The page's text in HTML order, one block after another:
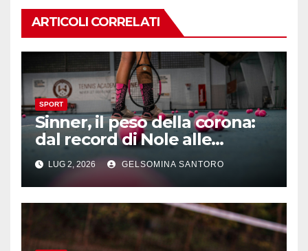
ARTICOLI CORRELATI
SPORT
Sinner, il peso della corona:
dal record di Nole alle
maratone di Wimbledon
LUG 2, 2026 GELSOMINA SANTORO